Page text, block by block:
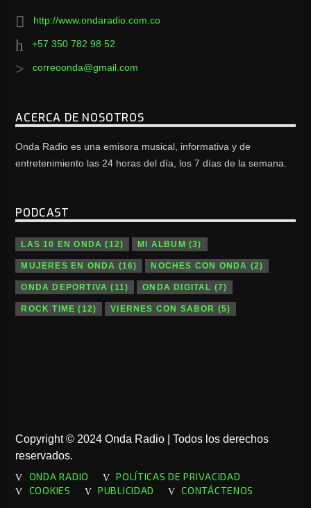
http://www.ondaradio.com.co
+57 350 782 98 52
correoonda@gmail.com
ACERCA DE NOSOTROS
Onda Radio es una emisora musical, informativa y de
entretenimiento las 24 horas del día, los 7 días de la semana.
PODCAST
LAS 10 EN ONDA (12) MI ALBUM (3)
MUJERES EN ONDA (16) NOCHES CON ONDA (2)
ONDA DEPORTIVA (11) ONDA DIGITAL (7)
ROCK TIME (12) VIERNES CON SABOR (5)
Copyright © 2024 Onda Radio | Todos los derechos
reservados.
ONDA RADIO
POLÍTICAS DE PRIVACIDAD
COOKIES
PUBLICIDAD CONTÁCTENOS